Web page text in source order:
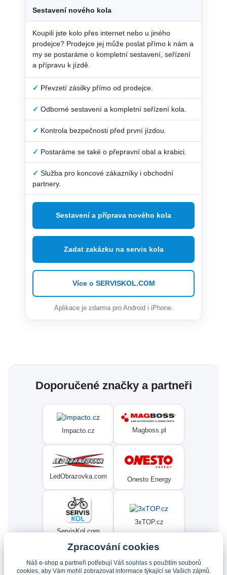
Sestavení nového kola
Koupili jste kolo přes internet nebo u jiného
prodejce? Prodejce jej může poslat přímo k nám a
my se postaráme o kompletní sestavení, seřízení
a přípravu k jízdě.
✓ Převzetí zásilky přímo od prodejce.
✓ Odborné sestavení a kompletní seřízení kola.
✓ Kontrola bezpečnosti před první jízdou.
✓ Postaráme se také o přepravní obal a krabici.
✓ Služba pro koncové zákazníky i obchodní
partnery.
Sestavení a příprava nového kola
Zadat zakázku na servis kola
Více o SERVISKOL.COM
Aplikace je zdarma pro Android i iPhone.
Doporučené značky a partneři
Impacto.cz Magboss.pl
LedObrazovka.com Onesto Energy
ServisKol.com
3xTOP.cz
Condat Ninex.cz
Zpracování cookies
Náš e-shop a partneři potřebují Váš souhlass použitím souborů
cookies, aby Vám mohli zobrazovat informace týkající se Vašich zájmů.